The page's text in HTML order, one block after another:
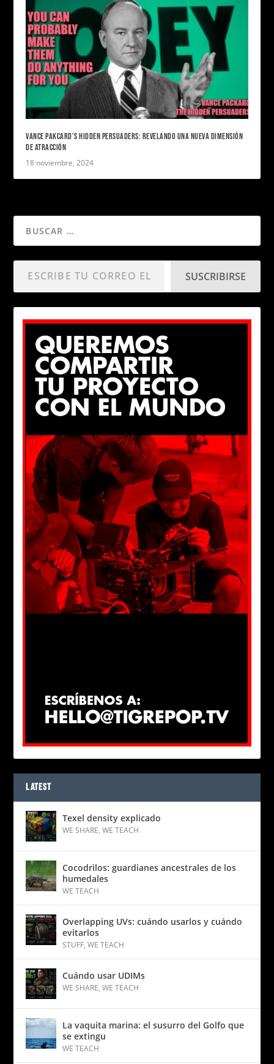
VANCE PAKCARD’S HIDDEN PERSUADERS: REVELANDO UNA NUEVA DIMENSIÓN
DE ATRACCIÓN
18 noviembre, 2024
SUSCRIBIRSE
LATEST
Texel density explicado
WE SHARE,WE TEACH
Cocodrilos: guardianes ancestrales de los
humedales
WE TEACH
Overlapping UVs: cuándo usarlos y cuándo
evitarlos
STUFF,WE TEACH
Cuándo usar UDIMs
WE SHARE,WE TEACH
La vaquita marina: el susurro del Golfo que
se extingu
WE TEACH